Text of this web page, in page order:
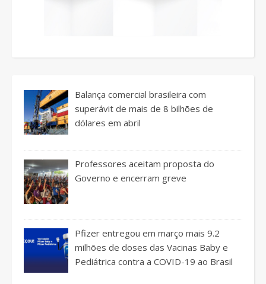
Balança comercial brasileira com
superávit de mais de 8 bilhões de
dólares em abril
Professores aceitam proposta do
Governo e encerram greve
Pfizer entregou em março mais 9.2
milhões de doses das Vacinas Baby e
Pediátrica contra a COVID-19 ao Brasil